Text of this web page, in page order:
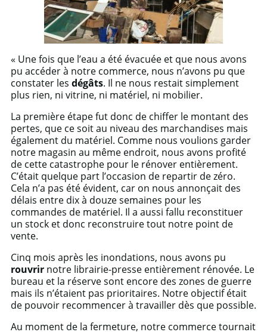
« Une fois que l’eau a été évacuée et que nous avons
pu accéder à notre commerce, nous n’avons pu que
constater les dégâts. Il ne nous restait simplement
plus rien, ni vitrine, ni matériel, ni mobilier.
La première étape fut donc de chiffer le montant des
pertes, que ce soit au niveau des marchandises mais
également du matériel. Comme nous voulions garder
notre magasin au même endroit, nous avons profité
de cette catastrophe pour le rénover entièrement.
C’était quelque part l’occasion de repartir de zéro.
Cela n’a pas été évident, car on nous annonçait des
délais entre dix à douze semaines pour les
commandes de matériel. Il a aussi fallu reconstituer
un stock et donc reconstruire tout notre point de
vente.
Cinq mois après les inondations, nous avons pu
rouvrir notre librairie-presse entièrement rénovée. Le
bureau et la réserve sont encore des zones de guerre
mais ils n’étaient pas prioritaires. Notre objectif était
de pouvoir recommencer à travailler dès que possible.
Au moment de la fermeture, notre commerce tournait